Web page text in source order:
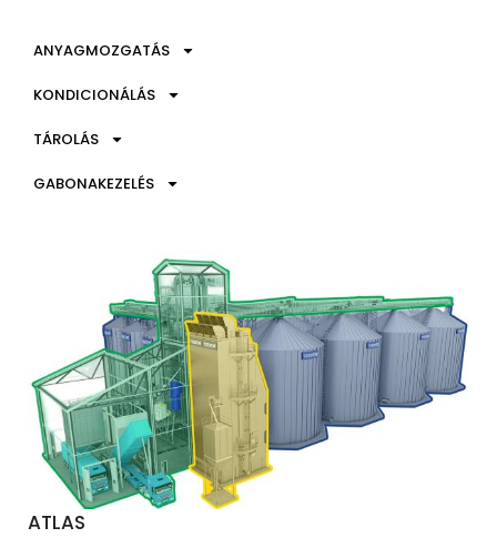
ANYAGMOZGATÁS
KONDICIONÁLÁS
TÁROLÁS
GABONAKEZELÉS
ATLAS